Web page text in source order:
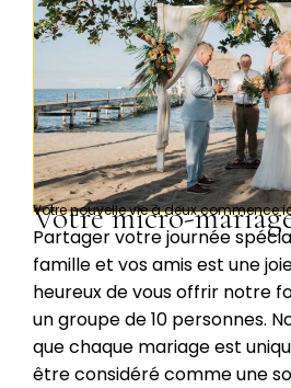
Votre nouvelle vie à deux commence
Votre micro-
Partager votre journée
famille et vos amis est une
heureux de vous offrir notre
un groupe de 10 personnes.
que chaque mariage est
être considéré comme une